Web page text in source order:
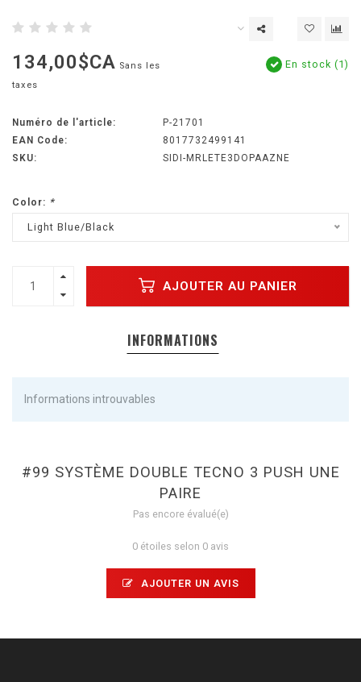
134,00$CA Sans les
taxes
En stock (1)
Numéro de l'article:
P-21701
EAN Code:
8017732499141
SKU:
SIDI-MRLETE3DOPAAZNE
Color: *
Light Blue/Black
AJOUTER AU PANIER
INFORMATIONS
Informations introuvables
#99 SYSTÈME DOUBLE TECNO 3 PUSH UNE
PAIRE
Pas encore évalué(e)
0 étoiles selon 0 avis
AJOUTER UN AVIS